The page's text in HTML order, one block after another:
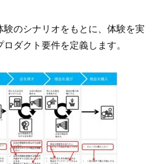
験のシナリオをもとに、体験を実
ダクト要件を定義します。